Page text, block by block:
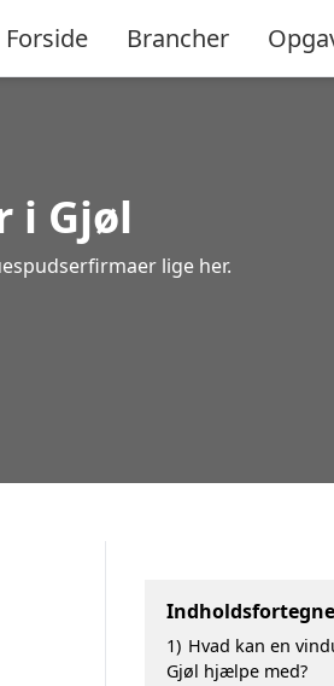
Forside Brancher
i Gjøl
lige her.
1) Hvad kan en
Gjøl hjælpe med?